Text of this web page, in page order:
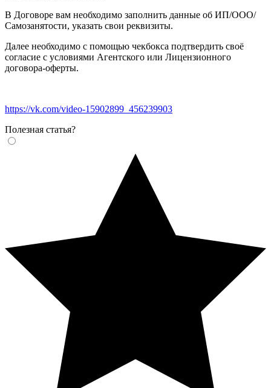
В Договоре вам необходимо заполнить данные об ИП/ООО/
Самозанятости, указать свои реквизиты.
Далее необходимо с помощью чекбокса подтвердить своё
согласие с условиями Агентского или Лицензионного
договора-оферты.
https://vk.com/video-15902899_456239903
Полезная статья?